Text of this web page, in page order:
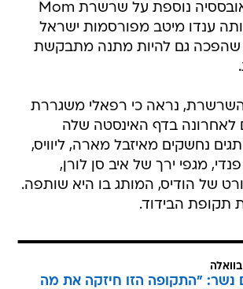
בעבר נרשמה אובססיה נוספת על שרשרת Mom
ענדו מיטב מפורסמות ישראל
שהפכה גם להיות מתנה מתבקשת
השרשרת, נראה כי רפאלי משגררת
לאחרונה בדף האינסטה שלה
נחשקים מאיזבל מארה, ליוויס,
מגפי ירך של איב סן לורן,
של הודיס, המותג בו היא שותפה.
תקופת הבידוד.
נשר: "התקופה הזו חיזקה את מה